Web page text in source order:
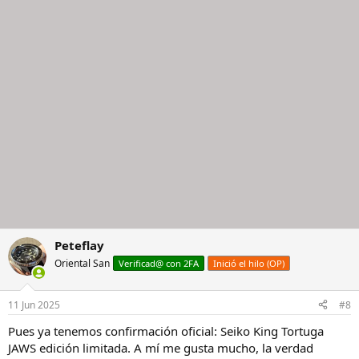
Peteflay
Oriental San Verificad@ con 2FA Inició el hilo (OP)
11 Jun 2025 #8
Pues ya tenemos confirmación oficial: Seiko King Tortuga
JAWS edición limitada. A mí me gusta mucho, la verdad